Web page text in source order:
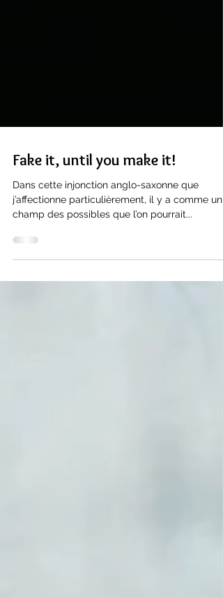
Fake it, until you make it!
Dans cette injonction anglo-saxonne que
champ des possibles que l’on pourrait...